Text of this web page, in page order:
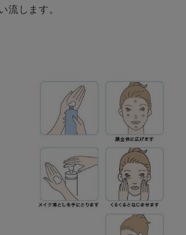
流します。